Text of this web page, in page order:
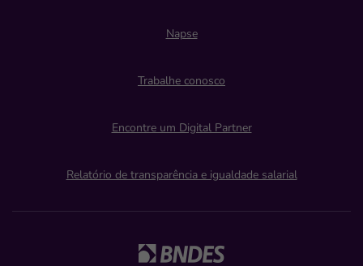
Napse
Trabalhe conosco
Encontre um Digital Partner
Relatório de transparência e igualdade salarial